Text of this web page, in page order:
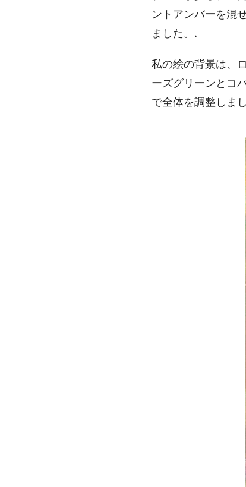
ントアンバーを混
ました。.
私の絵の背景は、
ーズグリーンとコ
で全体を調整しま